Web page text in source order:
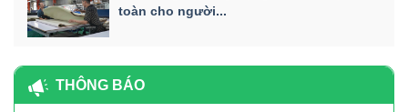
toàn cho người...
THÔNG BÁO